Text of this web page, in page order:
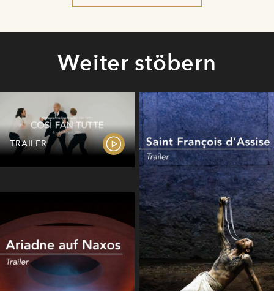
Weiter stöbern
TRAILER